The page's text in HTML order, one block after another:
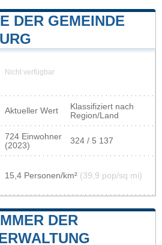
DER GEMEINDE
Nicht verfügbar
Aktueller Wert
Klassifiziert nach
Region/Land
724 Einwohner
(2023)
324 / 5 137
15,4 Personen/km² (39,9 pop/sq mi)
DER